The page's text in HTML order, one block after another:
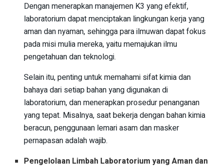
Dengan menerapkan manajemen K3 yang efektif,
laboratorium dapat menciptakan lingkungan kerja yang
aman dan nyaman, sehingga para ilmuwan dapat fokus
pada misi mulia mereka, yaitu memajukan ilmu
pengetahuan dan teknologi.
Selain itu, penting untuk memahami sifat kimia dan
bahaya dari setiap bahan yang digunakan di
laboratorium, dan menerapkan prosedur penanganan
yang tepat. Misalnya, saat bekerja dengan bahan kimia
beracun, penggunaan lemari asam dan masker
pernapasan adalah wajib.
Pengelolaan Limbah Laboratorium yang Aman dan